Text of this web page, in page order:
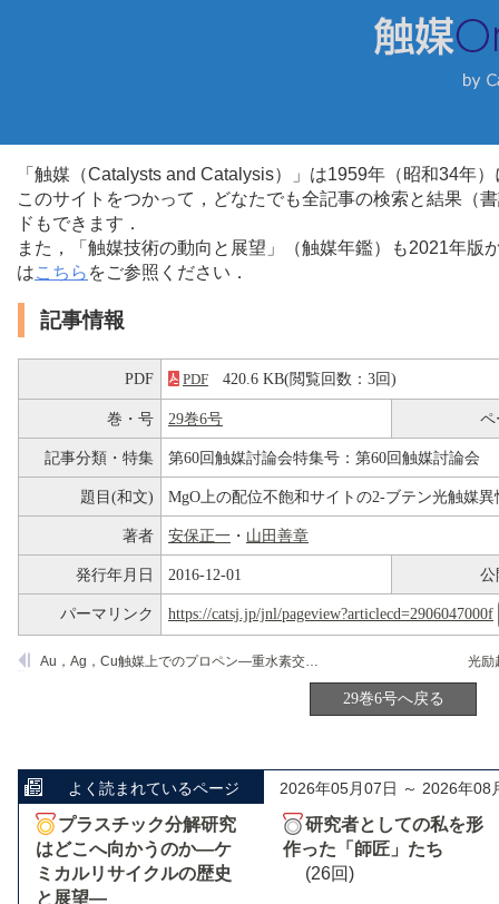
「触媒（Catalysts and Catalysis）」は1959年（昭和34年
このサイトをつかって，どなたでも全記事の検索と結果（
ドもできます．
また，「触媒技術の動向と展望」（触媒年鑑）も2021年
はこちら をご参照ください．
記事情報
PDF PDF 420.6 KB(閲覧回数：3回)
巻・号 29巻6号 ペ
記事分類・特集 第60回触媒討論会特集号：第60回触媒討論会
題目(和文) MgO上の配位不飽和サイトの2-ブテン光触媒異
著者 安保正一 ・ 山田善章
発行年月日 2016-12-01 公
パーマリンク https://catsj.jp/jnl/pageview?articlecd=2906047000f
Au，Ag，Cu触媒上でのプロペン―重水素交換反応における酸素の共存効果
29巻6号へ戻る
よく読まれているページ 2026年05月07日 ～ 2026年08
プラスチック分解研究
はどこへ向かうのか―ケ
ミカルリサイクルの歴史
と展望―
研究者としての私を形
作った「師匠」たち
(26回)